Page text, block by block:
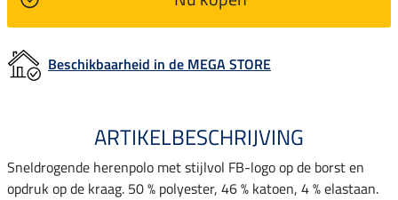
Beschikbaarheid in de MEGA STORE
ARTIKELBESCHRIJVING
Sneldrogende herenpolo met stijlvol FB-logo op de borst en
opdruk op de kraag. 50 % polyester, 46 % katoen, 4 % elastaan.